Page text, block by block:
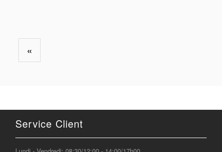
«
Service Client